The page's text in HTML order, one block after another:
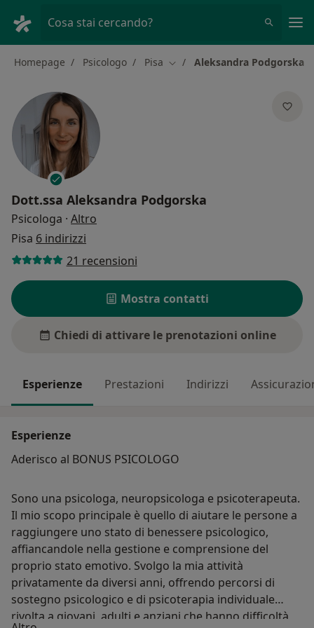
Cosa stai cercando?
Homepage Psicologo Pisa Cambia città
Aleksandra Podgorska
Dott.ssa Aleksandra Podgorska
Psicologa · Altro
Pisa 6 indirizzi
21 recensioni
Mostra contatti
Chiedi di attivare le prenotazioni online
Esperienze Prestazioni Indirizzi
Esperienze
Aderisco al BONUS PSICOLOGO
Sono una psicologa, neuropsicologa e psicoterapeuta.
Il mio scopo principale è quello di aiutare le persone a
raggiungere uno stato di benessere psicologico,
affiancandole nella gestione e comprensione del
proprio stato emotivo. Svolgo la mia attività
privatamente da diversi anni, offrendo percorsi di
sostegno psicologico e di psicoterapia individuale
rivolta a giovani, adulti e anziani che hanno difficoltà